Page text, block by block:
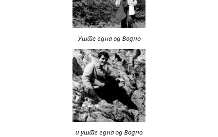
Уште една од Водно
и уште една од Водно